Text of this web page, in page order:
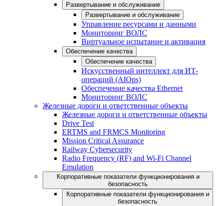
Развертывание и обслуживание
Развертывание и обслуживание
Управление ресурсами и данными
Мониторинг ВОЛС
Виртуальное испытание и активация
Обеспечение качества
Обеспечение качества
Искусственный интеллект для ИТ-
операций (AIOps)
Обеспечение качества Ethernet
Мониторинг ВОЛС
Железные дороги и ответственные объекты
Железные дороги и ответственные объекты
Drive Test
ERTMS and FRMCS Monitoring
Mission Critical Assurance
Railway Cybersecurity
Radio Frequency (RF) and Wi-Fi Channel
Emulation
Корпоративные показатели функционирования и
безопасность
Корпоративные показатели функционирования и
безопасность